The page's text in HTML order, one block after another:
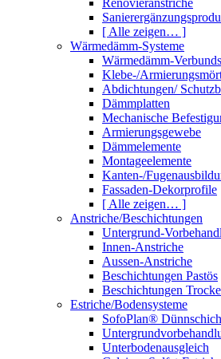
Renovieranstriche
[ Alle zeigen… ]
Wärmedämm-Systeme
Wärmedämm-
Klebe-/
Abdichtungen/
Dämmplatten
Mechanische
Armierungsgewebe
Dämmelemente
Montageelemente
Kanten-/
Fassaden-Dekorprofile
[ Alle zeigen… ]
Anstriche/Beschichtungen
Untergrund-
Innen-Anstriche
Aussen-Anstriche
Beschichtungen Pastös
Beschichtungen
Estriche/Bodensysteme
SofoPlan®
Unterbodenausgleich